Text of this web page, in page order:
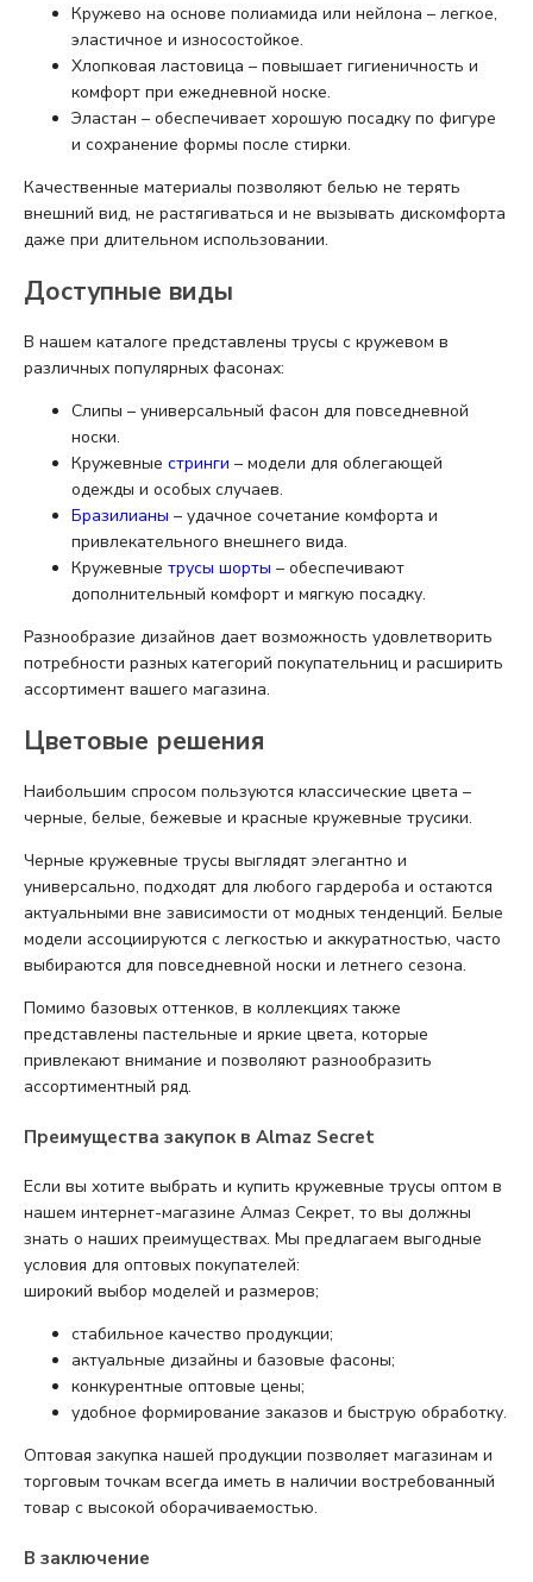
Кружево на основе полиамида или нейлона – легкое,
эластичное и износостойкое.
Хлопковая ластовица – повышает гигиеничность и
комфорт при ежедневной носке.
Эластан – обеспечивает хорошую посадку по фигуре
и сохранение формы после стирки.
Качественные материалы позволяют белью не терять
внешний вид, не растягиваться и не вызывать дискомфорта
даже при длительном использовании.
Доступные виды
В нашем каталоге представлены трусы с кружевом в
различных популярных фасонах:
Слипы – универсальный фасон для повседневной
носки.
Кружевные стринги – модели для облегающей
одежды и особых случаев.
Бразилианы – удачное сочетание комфорта и
привлекательного внешнего вида.
Кружевные трусы шорты – обеспечивают
дополнительный комфорт и мягкую посадку.
Разнообразие дизайнов дает возможность удовлетворить
потребности разных категорий покупательниц и расширить
ассортимент вашего магазина.
Цветовые решения
Наибольшим спросом пользуются классические цвета –
черные, белые, бежевые и красные кружевные трусики.
Черные кружевные трусы выглядят элегантно и
универсально, подходят для любого гардероба и остаются
актуальными вне зависимости от модных тенденций. Белые
модели ассоциируются с легкостью и аккуратностью, часто
выбираются для повседневной носки и летнего сезона.
Помимо базовых оттенков, в коллекциях также
представлены пастельные и яркие цвета, которые
привлекают внимание и позволяют разнообразить
ассортиментный ряд.
Преимущества закупок в Almaz Secret
Если вы хотите выбрать и купить кружевные трусы оптом в
нашем интернет-магазине Алмаз Секрет, то вы должны
знать о наших преимуществах. Мы предлагаем выгодные
условия для оптовых покупателей:
широкий выбор моделей и размеров;
стабильное качество продукции;
актуальные дизайны и базовые фасоны;
конкурентные оптовые цены;
удобное формирование заказов и быструю обработку.
Оптовая закупка нашей продукции позволяет магазинам и
торговым точкам всегда иметь в наличии востребованный
товар с высокой оборачиваемостью.
В заключение